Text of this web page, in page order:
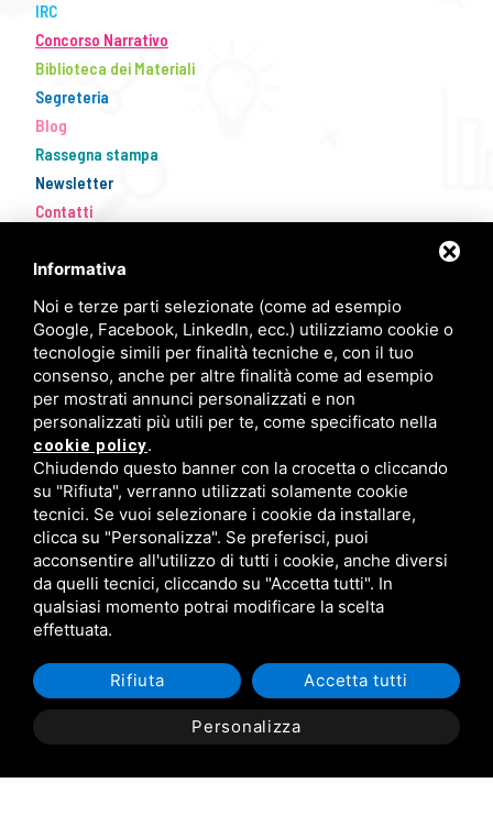
IRC
Concorso Narrativo
Biblioteca dei Materiali
Segreteria
Blog
Rassegna stampa
Newsletter
Contatti
FISM Newsletter
Compila il modulo e resta aggiornato!
Iscriviti ora
Privacy/Sitemap/ Questo sito è protetto da Google
Informativa
Noi e terze parti selezionate (come ad esempio
Google, Facebook, LinkedIn, ecc.) utilizziamo cookie o
tecnologie simili per finalità tecniche e, con il tuo
consenso, anche per altre finalità come ad esempio
per mostrati annunci personalizzati e non
personalizzati più utili per te, come specificato nella
cookie policy.
Chiudendo questo banner con la crocetta o cliccando
su "Rifiuta", verranno utilizzati solamente cookie
tecnici. Se vuoi selezionare i cookie da installare,
clicca su "Personalizza". Se preferisci, puoi
acconsentire all'utilizzo di tutti i cookie, anche diversi
da quelli tecnici, cliccando su "Accetta tutti". In
qualsiasi momento potrai modificare la scelta
effettuata.
Personalizza
Rifiuta Accetta tutti